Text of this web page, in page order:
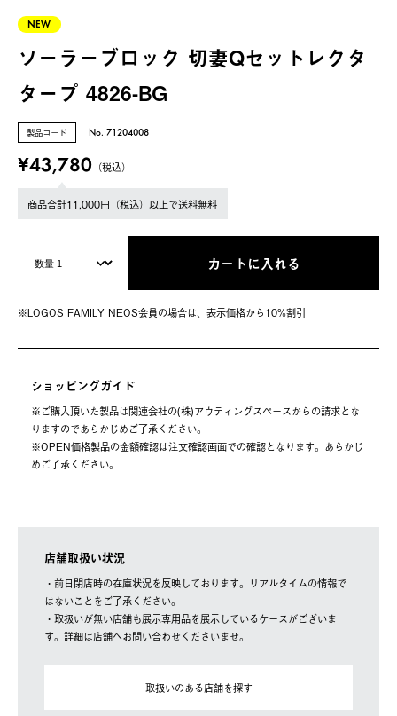
NEW
ソーラーブロック 切妻Qセットレクタ
タープ 4826-BG
製品コード No. 71204008
¥43,780 （税込）
商品合計11,000円（税込）以上で送料無料
カートに入れる
※LOGOS FAMILY NEOS会員の場合は、表⽰価格から10%割引
ショッピングガイド
※ご購⼊頂いた製品は関連会社の(株)アウティングスペースからの請求とな
りますのであらかじめご了承ください。
※OPEN価格製品の⾦額確認は注⽂確認画⾯での確認となります。あらかじ
めご了承ください。
店舗取扱い状況
・前日閉店時の在庫状況を反映しております。リアルタイムの情報で
はないことをご了承ください。
・取扱いが無い店舗も展示専用品を展示しているケースがございま
す。詳細は店舗へお問い合わせくださいませ。
取扱いのある店舗を探す